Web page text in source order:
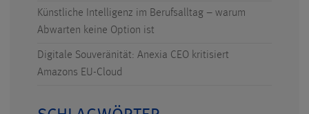
Künstliche Intelligenz im Berufsalltag – warum
Abwarten keine Option ist
Digitale Souveränität: Anexia CEO kritisiert
Amazons EU-Cloud